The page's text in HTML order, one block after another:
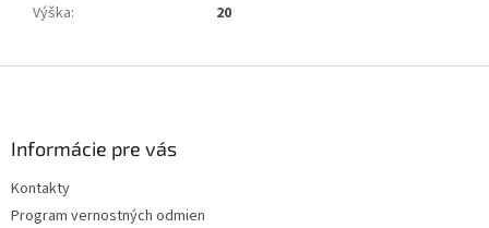
Výška: 20
Informácie pre vás
Kontakty
Program vernostných odmien